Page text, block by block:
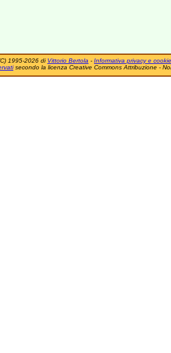
1995-2026 di Vittorio Bertola - Informativa privacy e cookie
secondo la licenza Creative Commons Attribuzione -